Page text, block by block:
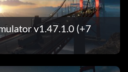
v1.47.1.0 (+7